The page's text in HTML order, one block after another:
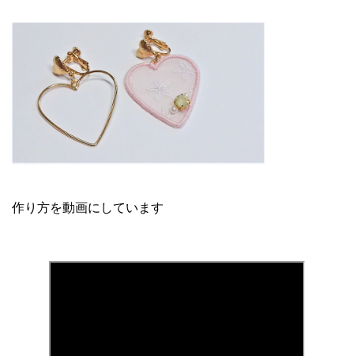
作り方を動画にしています